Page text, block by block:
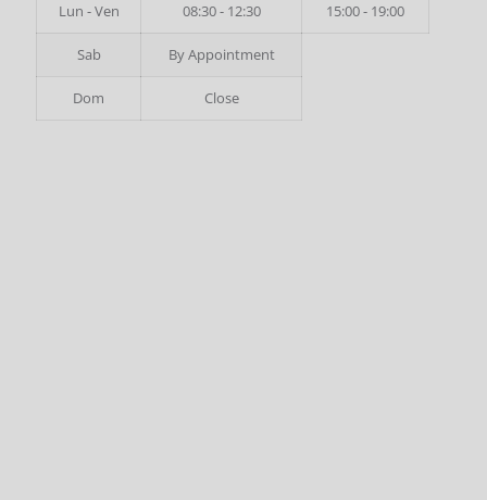
Lun - Ven 08:30 - 12:30 15:00 - 19:00
Sab By Appointment
Dom Close